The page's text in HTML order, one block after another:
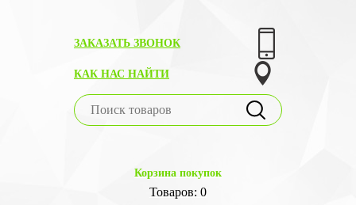
ЗАКАЗАТЬ ЗВОНОК
КАК НАС НАЙТИ
Корзина покупок
Товаров: 0